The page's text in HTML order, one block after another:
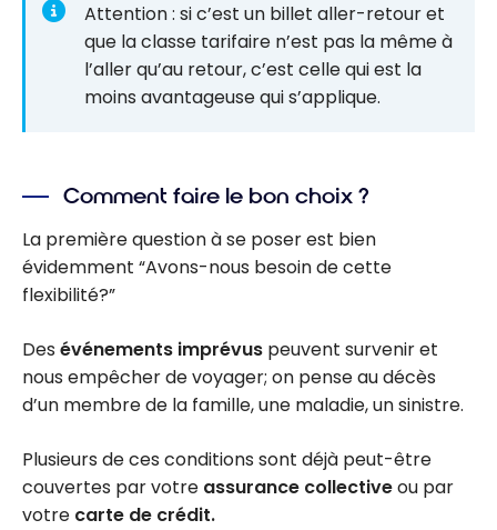
Attention : si c’est un billet aller-retour et
que la classe tarifaire n’est pas la même à
l’aller qu’au retour, c’est celle qui est la
moins avantageuse qui s’applique.
Comment faire le bon choix ?
La première question à se poser est bien
évidemment “Avons-nous besoin de cette
flexibilité?”
Des événements imprévus peuvent survenir et
nous empêcher de voyager; on pense au décès
d’un membre de la famille, une maladie, un sinistre.
Plusieurs de ces conditions sont déjà peut-être
couvertes par votre assurance collectiveou par
votre carte de crédit.